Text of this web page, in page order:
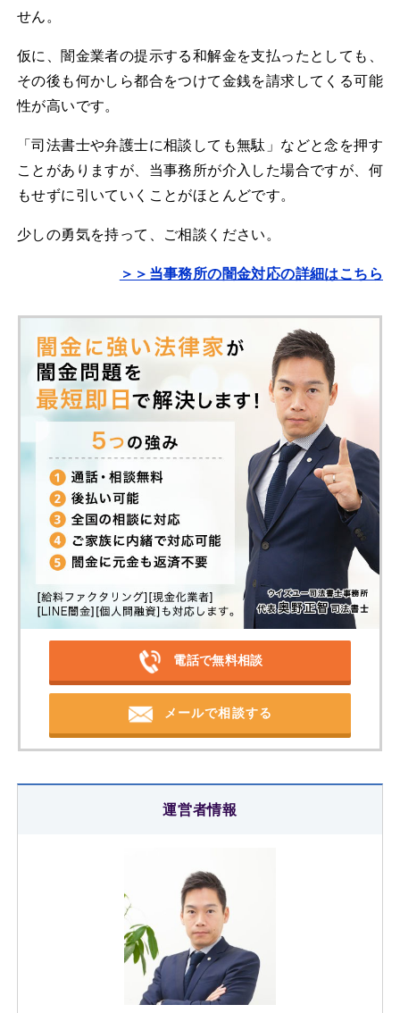
せん。
仮に、闇金業者の提示する和解金を支払ったとしても、
その後も何かしら都合をつけて金銭を請求してくる可能
性が高いです。
「司法書士や弁護士に相談しても無駄」などと念を押す
ことがありますが、当事務所が介入した場合ですが、何
もせずに引いていくことがほとんどです。
少しの勇気を持って、ご相談ください。
＞＞当事務所の闇金対応の詳細はこちら
電話で無料相談
メールで相談する
運営者情報